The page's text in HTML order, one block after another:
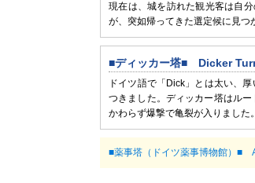
現在は、城を訪れた観光客は自
が、突如帰ってきた選定候に見つ
■ディッカー塔■ Dicker
ドイツ語で「Dick」とは太い、
つきました。ディッカー塔はル
かわらず爆撃で亀裂が入りました。
■薬事塔（ドイツ薬事博物館）■